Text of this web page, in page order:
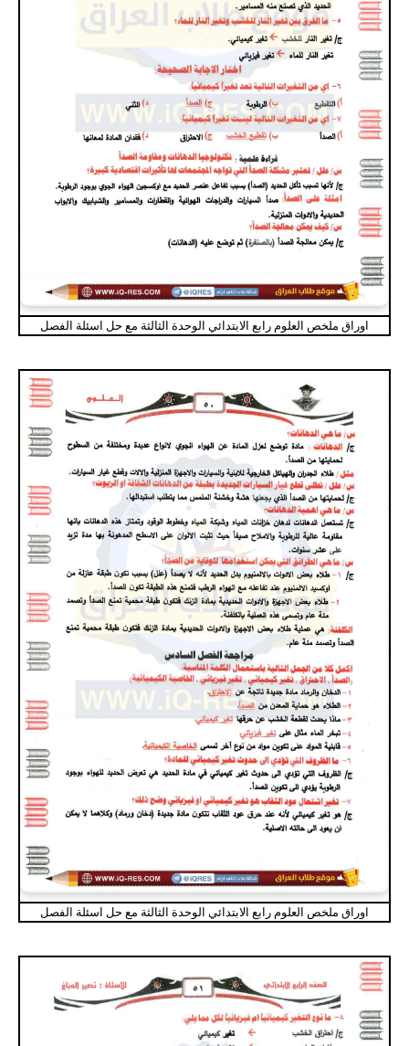
اوراق ملخص العلوم رابع الابتدائي الوحدة الثالثة مع حل اسئلة الفصل
اوراق ملخص العلوم رابع الابتدائي الوحدة الثالثة مع حل اسئلة الفصل